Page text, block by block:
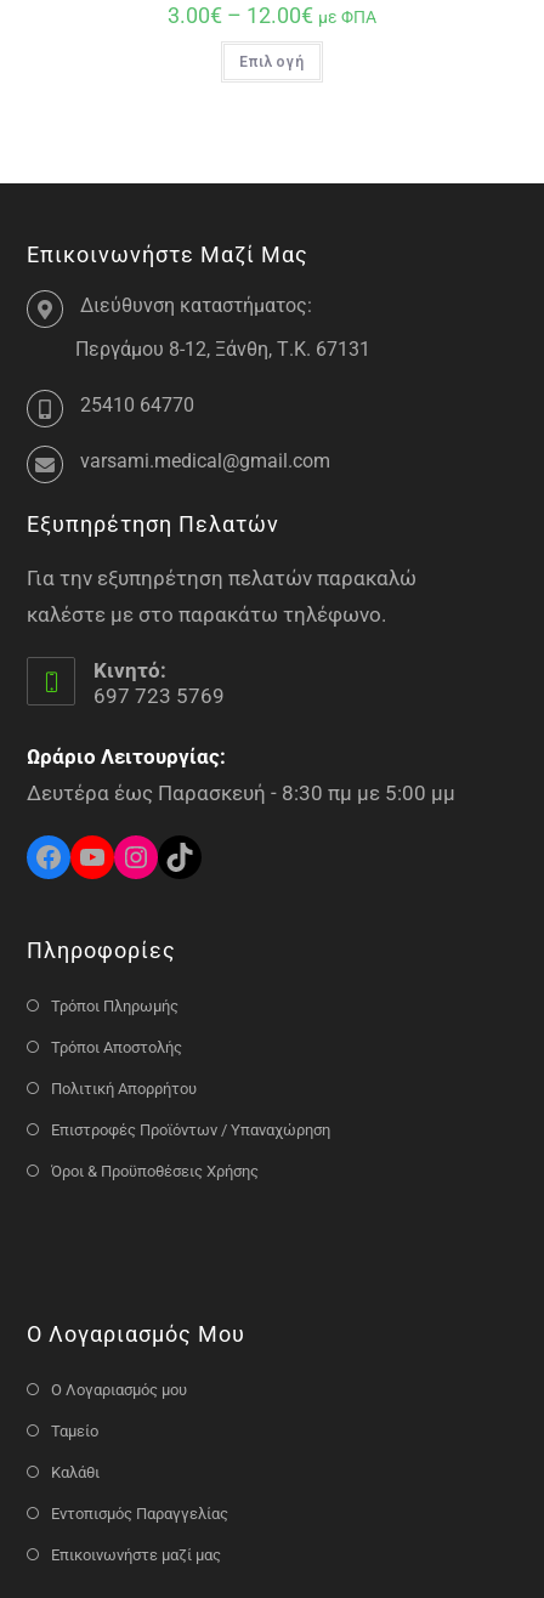
3.00€ – 12.00€ με ΦΠΑ
Επιλογή
Επικοινωνήστε Μαζί Μας
Διεύθυνση καταστήματος:
Περγάμου 8-12, Ξάνθη, Τ.Κ. 67131
25410 64770
varsami.medical@gmail.com
Εξυπηρέτηση Πελατών
Για την εξυπηρέτηση πελατών παρακαλώ
καλέστε με στο παρακάτω τηλέφωνο.
Κινητό:
697 723 5769
Ωράριο Λειτουργίας:
Δευτέρα έως Παρασκευή - 8:30 πμ με 5:00 μμ
Πληροφορίες
Τρόποι Πληρωμής
Τρόποι Αποστολής
Πολιτική Απορρήτου
Επιστροφές Προϊόντων / Υπαναχώρηση
Όροι & Προϋποθέσεις Χρήσης
Ο Λογαριασμός Μου
Ο Λογαριασμός μου
Ταμείο
Καλάθι
Εντοπισμός Παραγγελίας
Επικοινωνήστε μαζί μας